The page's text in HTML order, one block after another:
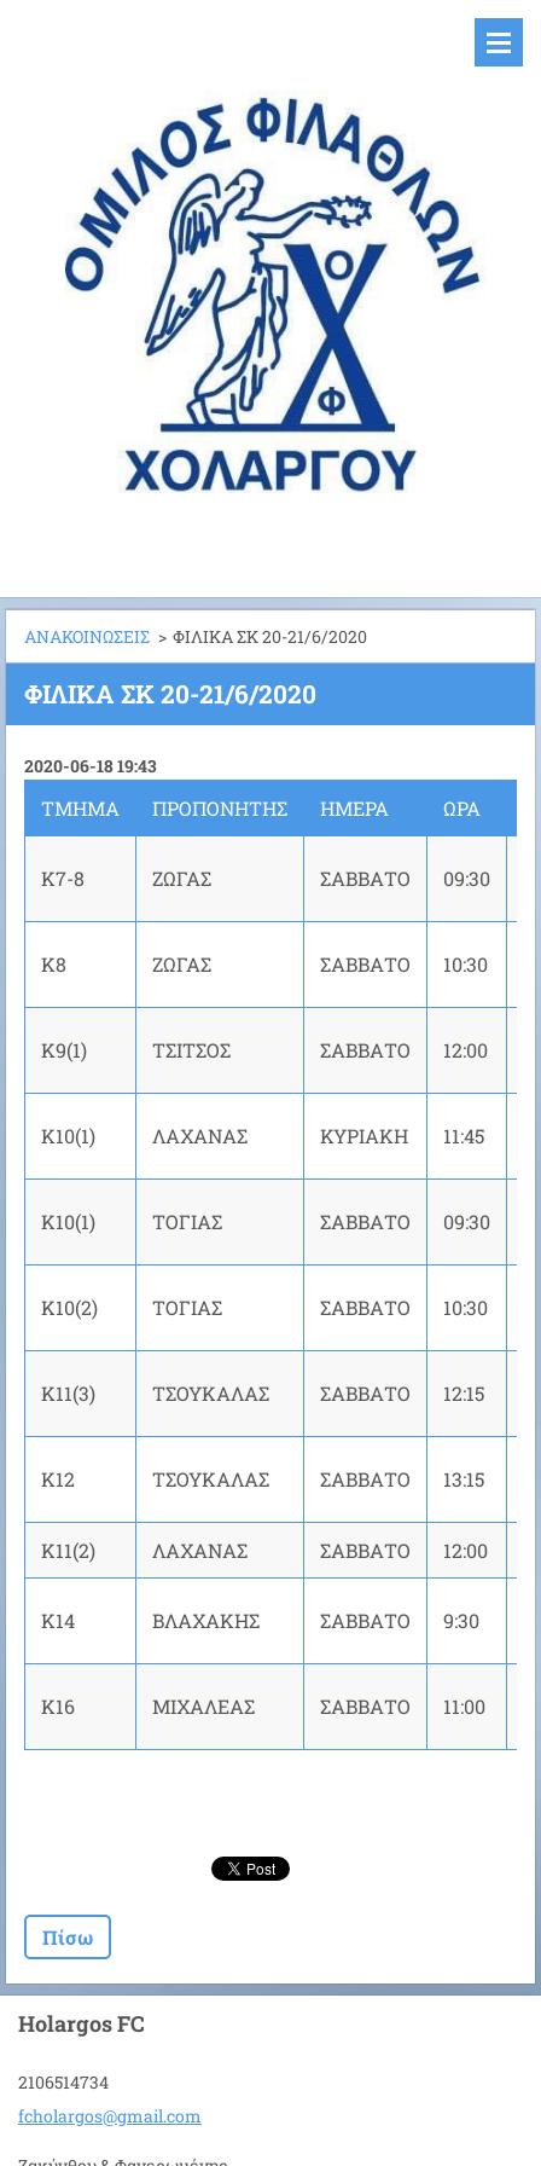
ΑΝΑΚΟΙΝΩΣΕΙΣ > ΦΙΛΙΚΑ ΣΚ 20-21/6/2020
ΦΙΛΙΚΑ ΣΚ 20-21/6/2020
2020-06-18 19:43
ΤΜΗΜΑ ΠΡΟΠΟΝΗΤΗΣ ΗΜΕΡΑ ΩΡΑ
Κ7-8 ΖΩΓΑΣ ΣΑΒΒΑΤΟ 09:30
Κ8 ΖΩΓΑΣ ΣΑΒΒΑΤΟ 10:30
Κ9(1) ΤΣΙΤΣΟΣ ΣΑΒΒΑΤΟ 12:00
Κ10(1) ΛΑΧΑΝΑΣ ΚΥΡΙΑΚΗ 11:45
Κ10(1) ΤΟΓΙΑΣ ΣΑΒΒΑΤΟ 09:30
Κ10(2) ΤΟΓΙΑΣ ΣΑΒΒΑΤΟ 10:30
Κ11(3) ΤΣΟΥΚΑΛΑΣ ΣΑΒΒΑΤΟ 12:15
Κ12 ΤΣΟΥΚΑΛΑΣ ΣΑΒΒΑΤΟ 13:15
Κ11(2) ΛΑΧΑΝΑΣ ΣΑΒΒΑΤΟ 12:00
Κ14 ΒΛΑΧΑΚΗΣ ΣΑΒΒΑΤΟ 9:30
Κ16 ΜΙΧΑΛΕΑΣ ΣΑΒΒΑΤΟ 11:00
Πίσω
Holargos FC
2106514734
fcholargos@gmail.com